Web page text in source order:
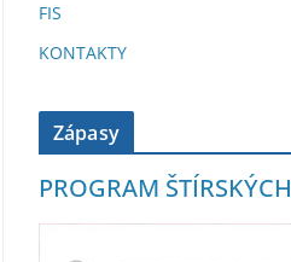
FIS
KONTAKTY
Zápasy
PROGRAM ŠTÍRSKÝCH